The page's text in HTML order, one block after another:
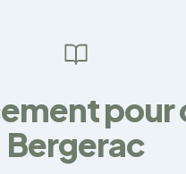
pour
Bergerac